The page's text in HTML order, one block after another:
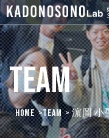
Team
HOME >Team > 濵岡 小